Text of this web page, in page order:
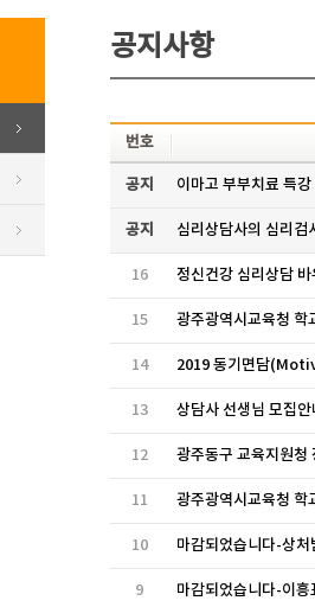
공지사항
번호
공지 이마고 부부치료 특강
공지 심리상담사의 심리검
16 정신건강 심리상담
15 광주광역시교육청 학
14 2019 동기면담
13 상담사 선생님 모집안
12 광주동구 교육지원청
11 광주광역시교육청 학
10 마감되었습니다-상처
9 마감되었습니다-이흥